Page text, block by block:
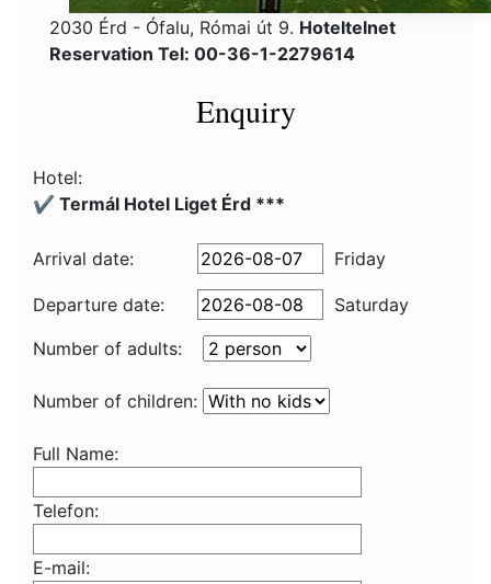
2030 Érd - Ófalu, Római út 9. Hoteltelnet
Reservation Tel: 00-36-1-2279614
Enquiry
Hotel:
✔️ Termál Hotel Liget Érd ***
Arrival date: Friday
Departure date:
Saturday
Number of adults:
Number of children:
Full Name:
Telefon:
E-mail: